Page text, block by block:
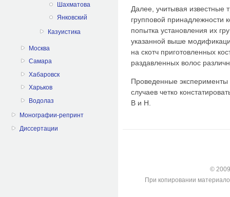
Шахматова
Янковский
Казуистика
Москва
Самара
Хабаровск
Харьков
Водолаз
Монографии-репринт
Диссертации
Далее, учитывая известные
групповой принадлежности
попытка установления их
указанной выше
на скотч приготовленных
раздавленных волос
Проведенные
случаев четко
В и Н.
©
При копировании